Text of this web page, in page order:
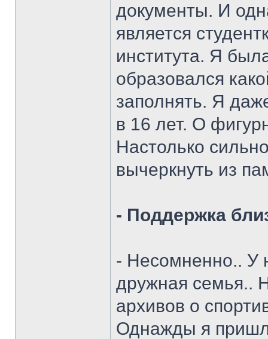
документы. И
является
института. Я
образовался
заполнять. Я
в 16 лет. О
Настолько
вычеркнуть из
- Поддержка
- Несомненно.. У
дружная семья..
архивов о
Однажды я